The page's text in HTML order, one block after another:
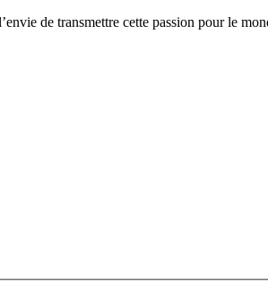
de transmettre cette passion pour le